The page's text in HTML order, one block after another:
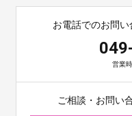
お電話でのお問い
営業
ご相談・お問い